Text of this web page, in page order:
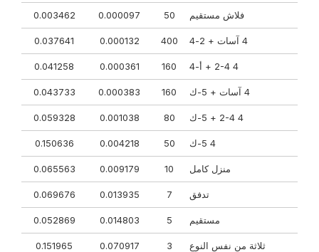
فلاش مستقيم 50
0.000097
0.003462
400
0.000132
0.037641
160
0.000361
0.041258
160
0.000383
0.043733
80
0.001038
0.059328
50
0.004218
0.150636
منزل كامل 10
0.009179
0.065563
تدفق 0.013935
0.069676
مستقيم 0.014803
0.052869
ثلاثة من نفس النوع 0.070917
0.151965